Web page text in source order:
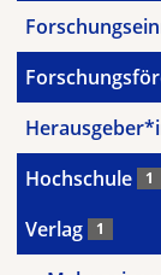
Hochschule 1
Verlag 1